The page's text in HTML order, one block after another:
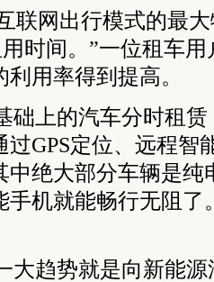
联网出行模式的最
用时间。”一位租车
用率得到提高。
础上的汽车分时租
过GPS定位、远程智
中绝大部分车辆是纯
手机就能畅行无阻了
大趋势就是向新能